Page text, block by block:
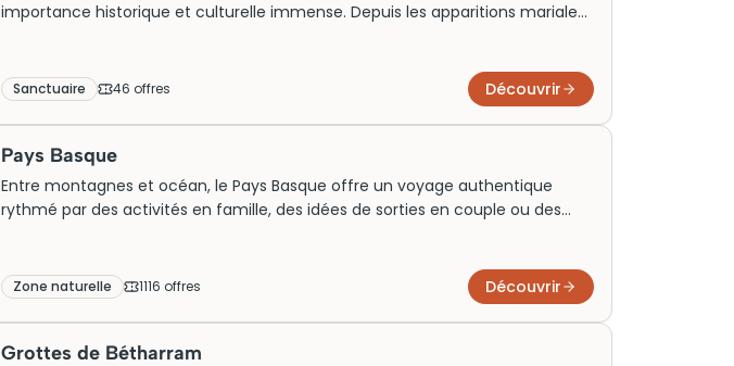
importance historique et culturelle immense. Depuis les apparitions mariales
expérience spirituelle unique. Aujourd’hui, des visites guidées permettent de
découvrir ce trésor architectural. Pensez à réserver vos billets à l’avance pour
vivre pleinement cette aventure incontournable.
Sanctuaire 46 offres Découvrir
Pays Basque
Entre montagnes et océan, le Pays Basque offre un voyage authentique
rythmé par des activités en famille, des idées de sorties en couple ou des
profiter pleinement de cette destination unique.
Zone naturelle 1116 offres Découvrir
Grottes de Bétharram